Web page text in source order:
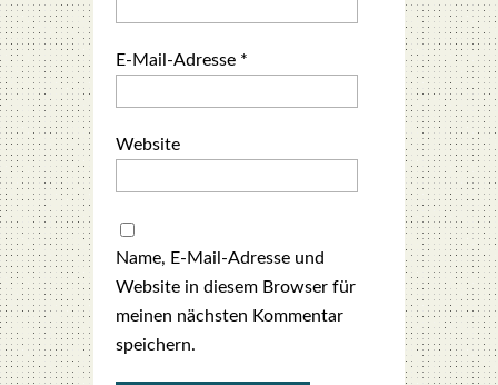
E-Mail-Adresse *
Website
Name, E-Mail-Adresse und
Website in diesem Browser für
meinen nächsten Kommentar
speichern.